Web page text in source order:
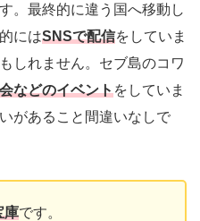
。最終的に違う国へ移動し
にはSNSで配信をしていま
しれません。セブ島のコワ
などのイベントをしていま
があること間違いなしで
庫です。